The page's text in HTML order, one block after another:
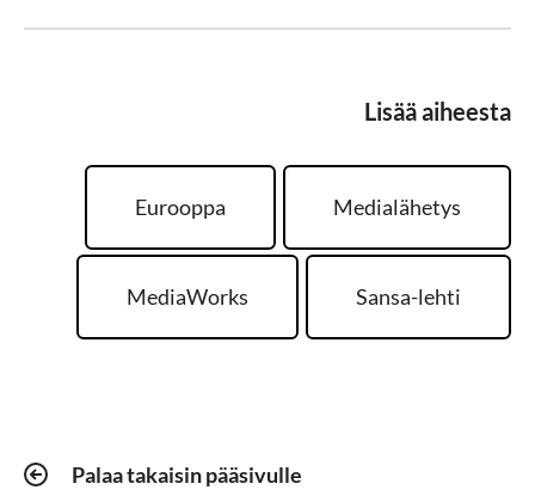
Lisää aiheesta
Eurooppa Medialähetys
MediaWorks Sansa-lehti
Palaa takaisin pääsivulle